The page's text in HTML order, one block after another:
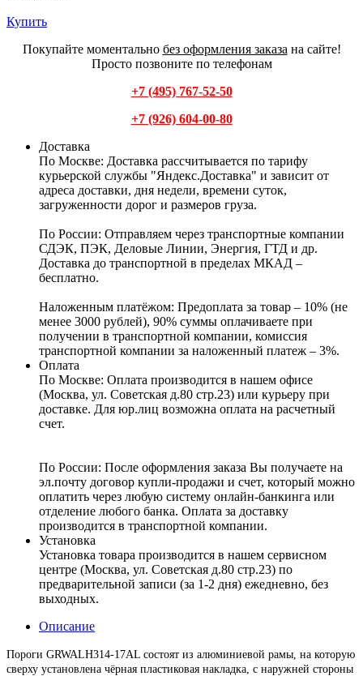
Купить
Покупайте моментально без оформления заказа на сайте!
Просто позвоните по телефонам
+7 (495) 767-52-50
+7 (926) 604-00-80
Доставка
По Москве: Доставка рассчитывается по тарифу
курьерской службы "Яндекс.Доставка" и зависит от
адреса доставки, дня недели, времени суток,
загруженности дорог и размеров груза.
По России: Отправляем через транспортные компании
СДЭК, ПЭК, Деловые Линии, Энергия, ГТД и др.
Доставка до транспортной в пределах МКАД –
бесплатно.
Наложенным платёжом: Предоплата за товар – 10% (не
менее 3000 рублей), 90% суммы оплачиваете при
получении в транспортной компании, комиссия
транспортной компании за наложенный платеж – 3%.
Оплата
По Москве: Оплата производится в нашем офисе
(Москва, ул. Советская д.80 стр.23) или курьеру при
доставке. Для юр.лиц возможна оплата на расчетный
счет.
По России: После оформления заказа Вы получаете на
эл.почту договор купли-продажи и счет, который можно
оплатить через любую систему онлайн-банкинга или
отделение любого банка. Оплата за доставку
производится в транспортной компании.
Установка
Установка товара производится в нашем сервисном
центре (Москва, ул. Советская д.80 стр.23) по
предварительной записи (за 1-2 дня) ежедневно, без
выходных.
Описание
Пороги GRWALH314-17AL состоят из алюминиевой рамы, на которую
сверху установлена чёрная пластиковая накладка, с наружней стороны